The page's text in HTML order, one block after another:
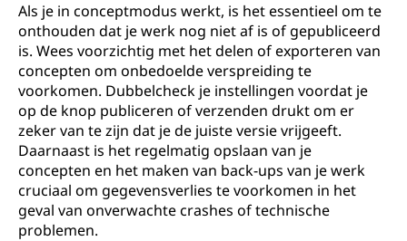
Als je in conceptmodus werkt, is het essentieel om te
onthouden dat je werk nog niet af is of gepubliceerd
is. Wees voorzichtig met het delen of exporteren van
concepten om onbedoelde verspreiding te
voorkomen. Dubbelcheck je instellingen voordat je
op de knop publiceren of verzenden drukt om er
zeker van te zijn dat je de juiste versie vrijgeeft.
Daarnaast is het regelmatig opslaan van je
concepten en het maken van back-ups van je werk
cruciaal om gegevensverlies te voorkomen in het
geval van onverwachte crashes of technische
problemen.